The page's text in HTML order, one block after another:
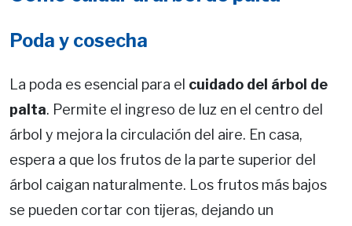
Poda y cosecha
La poda es esencial para el cuidado del árbol de
palta. Permite el ingreso de luz en el centro del
árbol y mejora la circulación del aire. En casa,
espera a que los frutos de la parte superior del
árbol caigan naturalmente. Los frutos más bajos
se pueden cortar con tijeras, dejando un